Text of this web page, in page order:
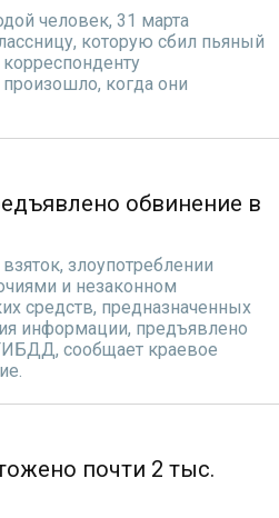
человек, 31 марта
которую сбил пьяный
когда они
обвинение в
злоупотреблении
и незаконном
средств, предназначенных
информации, предъявлено
сообщает краевое
почти 2 тыс.